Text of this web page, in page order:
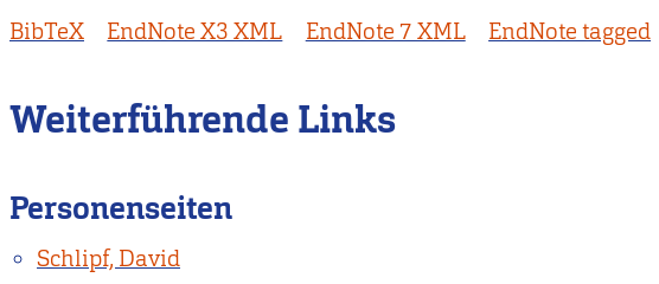
BibTeX EndNote X3 XML EndNote 7 XML EndNote tagged
Weiterführende Links
Personenseiten
Schlipf, David